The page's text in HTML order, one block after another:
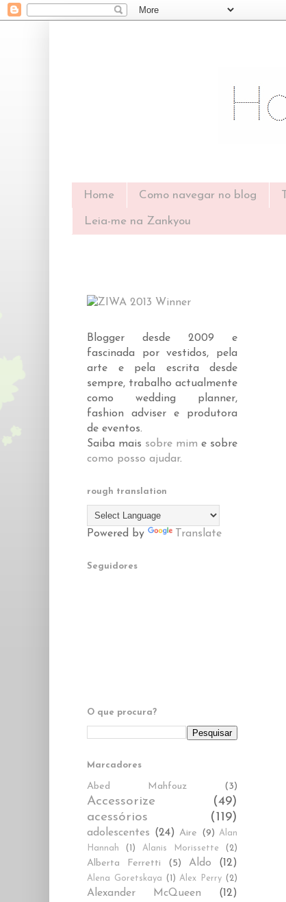
Home Como navegar no blog
Leia-me na Zankyou
Blogger desde 2009 e
fascinada por vestidos, pela
arte e pela escrita desde
sempre, trabalho actualmente
como wedding planner,
fashion adviser e produtora
de eventos.
Saiba mais sobre mim e sobre
como posso ajudar.
rough translation
Powered by Translate
Seguidores
O que procura?
Marcadores
Abed Mahfouz (3)
Accessorize
(49)
acessórios
(119)
adolescentes (24) Aire (9) Alan
Hannah
(1) Alanis Morissette (2)
Alberta Ferretti (5) Aldo (12)
Alena Goretskaya (1) Alex Perry (2)
Alexander McQueen (12)